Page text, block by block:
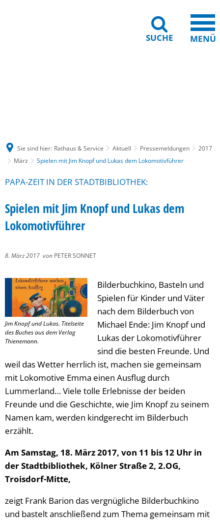
SUCHE MENÜ
Sie sind hier: Rathaus & Service Aktuell Pressemeldungen
2017
März
Spielen mit Jim Knopf und Lukas dem Lokomotivführer
PAPA-ZEIT IN DER STADTBIBLIOTHEK:
Spielen mit Jim Knopf und Lukas dem
Lokomotivführer
8. März 2017 von PETER SONNET
Jim Knopf und Lukas. Titelseite
des Buches aus dem Verlag
Thienemann.
Bilderbuchkino, Basteln und
Spielen für Kinder und Väter
nach dem Bilderbuch von
Michael Ende: Jim Knopf und
Lukas der Lokomotivführer
sind die besten Freunde. Und
weil das Wetter herrlich ist, machen sie gemeinsam
mit Lokomotive Emma einen Ausflug durch
Lummerland… Viele tolle Erlebnisse der beiden
Freunde und die Geschichte, wie Jim Knopf zu seinem
Namen kam, werden kindgerecht im Bilderbuch
erzählt.
Am Samstag, 18. März 2017, von 11 bis 12 Uhr in
der Stadtbibliothek, Kölner Straße 2, 2.OG,
Troisdorf-Mitte,
zeigt Frank Barion das vergnügliche Bilderbuchkino
und bastelt anschließend zum Thema gemeinsam mit